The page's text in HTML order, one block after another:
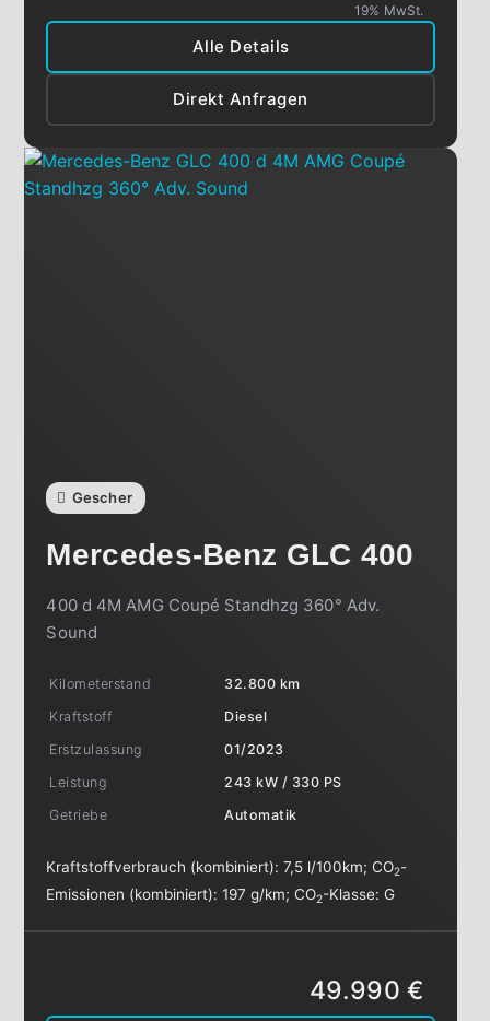
Alle Details
Direkt Anfragen
19% MwSt.
Gescher
Mercedes-Benz GLC 400
400 d 4M AMG Coupé Standhzg 360° Adv.
Sound
Kilometerstand
32.800 km
Kraftstoff
Diesel
Erstzulassung
01/2023
Leistung
243 kW / 330 PS
Getriebe
Automatik
Kraftstoffverbrauch (kombiniert):7,5 l/100km;CO2-
Emissionen (kombiniert):197 g/km;CO2-Klasse:G
49.990 €